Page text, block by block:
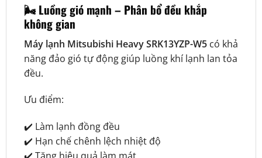
🌬️ Luồng gió mạnh – Phân bổ đều khắp
không gian
Máy lạnh Mitsubishi Heavy SRK13YZP-W5có khả
năng đảo gió tự động giúp luồng khí lạnh lan tỏa
đều.
Ưu điểm:
✔️ Làm lạnh đồng đều
✔️ Hạn chế chênh lệch nhiệt độ